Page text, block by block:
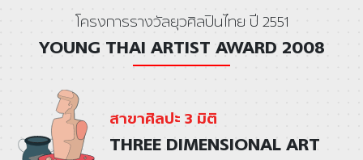
โครงการรางวัลยุวศิลปินไทย ปี 2551
YOUNG THAI ARTIST AWARD 2008
สาขาศิลปะ 3 มิติ
THREE DIMENSIONAL ART